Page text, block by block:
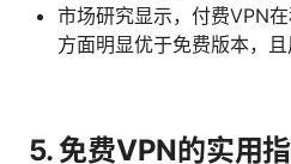
市场研究显示，付费VPN
方面明显优于免费版本，且
5. 免费VPN的实用